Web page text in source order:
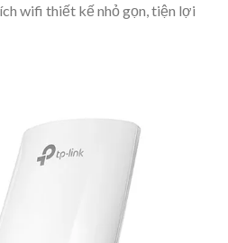
wifi thiết kế nhỏ gọn, tiện lợi